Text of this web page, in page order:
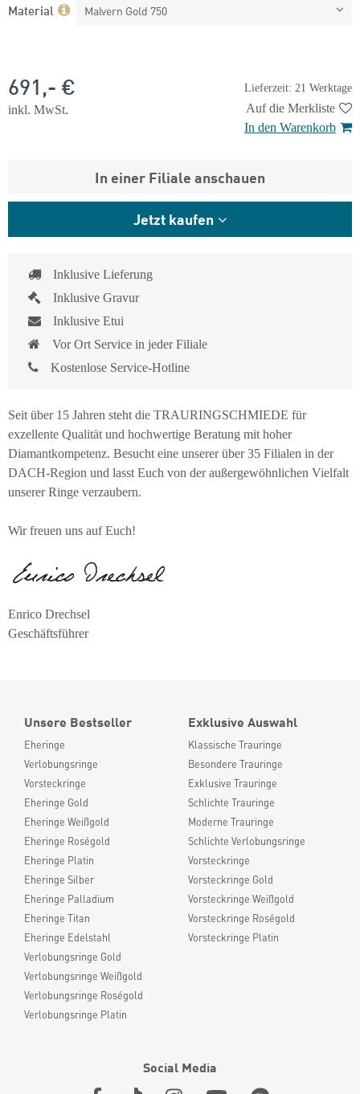
Material Malvern Gold 750
Lieferzeit: 21 Werktage
691,- €
inkl. MwSt.
Auf die Merkliste
In den Warenkorb
In einer Filiale anschauen
Jetzt kaufen
Inklusive Lieferung
Inklusive Gravur
Inklusive Etui
Vor Ort Service in jeder Filiale
Kostenlose Service-Hotline
Seit über 15 Jahren steht die TRAURINGSCHMIEDE für
exzellente Qualität und hochwertige Beratung mit hoher
Diamantkompetenz. Besucht eine unserer über 35 Filialen in der
DACH-Region und lasst Euch von der außergewöhnlichen Vielfalt
unserer Ringe verzaubern.
Wir freuen uns auf Euch!
Enrico Drechsel
Geschäftsführer
Unsere Bestseller
Eheringe
Verlobungsringe
Vorsteckringe
Eheringe Gold
Eheringe Weißgold
Eheringe Roségold
Eheringe Platin
Eheringe Silber
Eheringe Palladium
Eheringe Titan
Eheringe Edelstahl
Verlobungsringe Gold
Verlobungsringe Weißgold
Verlobungsringe Roségold
Verlobungsringe Platin
Exklusive Auswahl
Klassische Trauringe
Besondere Trauringe
Exklusive Trauringe
Schlichte Trauringe
Moderne Trauringe
Schlichte Verlobungsringe
Vorsteckringe
Vorsteckringe Gold
Vorsteckringe Weißgold
Vorsteckringe Roségold
Vorsteckringe Platin
Social Media